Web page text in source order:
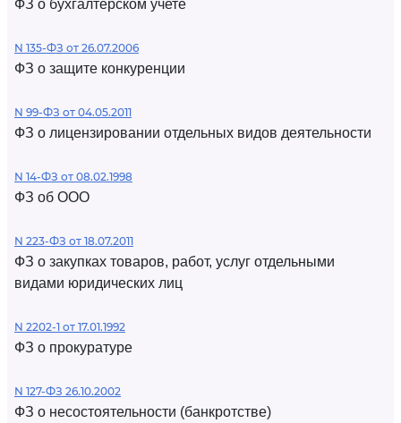
ФЗ о бухгалтерском учете
N 135-ФЗ от 26.07.2006
ФЗ о защите конкуренции
N 99-ФЗ от 04.05.2011
ФЗ о лицензировании отдельных видов деятельности
N 14-ФЗ от 08.02.1998
ФЗ об ООО
N 223-ФЗ от 18.07.2011
ФЗ о закупках товаров, работ, услуг отдельными
видами юридических лиц
N 2202-1 от 17.01.1992
ФЗ о прокуратуре
N 127-ФЗ 26.10.2002
ФЗ о несостоятельности (банкротстве)